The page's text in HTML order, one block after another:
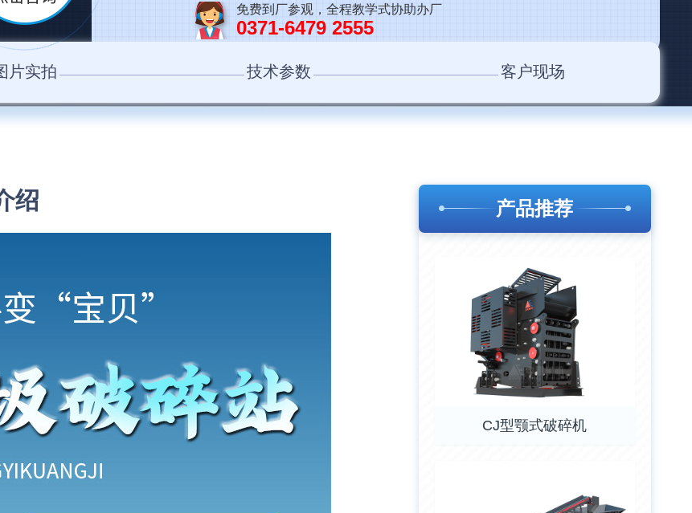
免费到厂参观，全程教学式协助办厂
0371-6479 2555
片实拍 技术参数 客户现场
绍 产品推荐
CJ型颚式破碎机